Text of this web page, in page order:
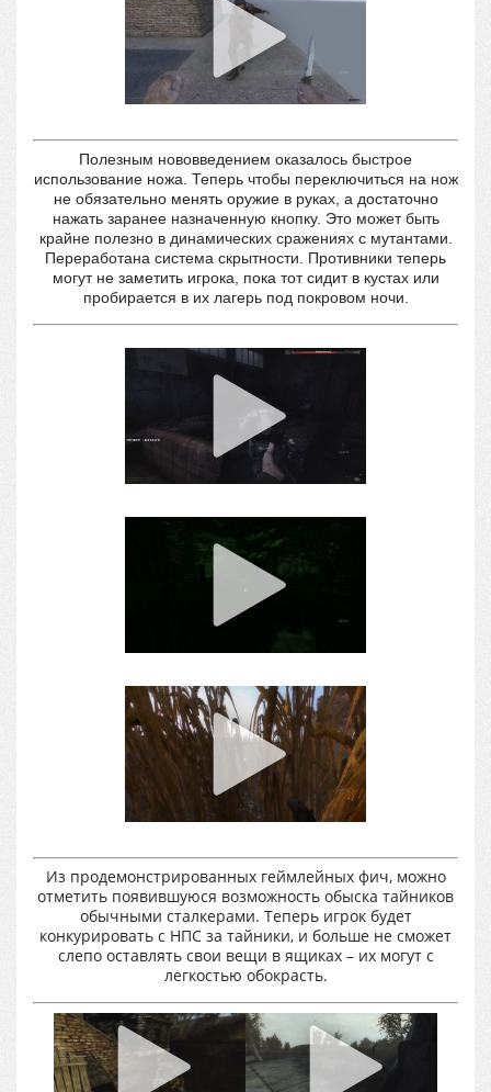
Полезным нововведением оказалось быстрое
использование ножа. Теперь чтобы переключиться на нож
не обязательно менять оружие в руках, а достаточно
нажать заранее назначенную кнопку. Это может быть
крайне полезно в динамических сражениях с мутантами.
Переработана система скрытности. Противники теперь
могут не заметить игрока, пока тот сидит в кустах или
пробирается в их лагерь под покровом ночи.
Из продемонстрированных геймлейных фич, можно
отметить появившуюся возможность обыска тайников
обычными сталкерами. Теперь игрок будет
конкурировать с НПС за тайники, и больше не сможет
слепо оставлять свои вещи в ящиках – их могут с
легкостью обокрасть.